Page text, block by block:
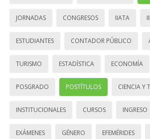
JORNADAS CONGRESOS IIATA
ESTUDIANTES CONTADOR PÚBLICO
TURISMO ESTADÍSTICA ECONOMÍA
POSGRADO POSTÍTULOS CIENCIA Y
INSTITUCIONALES CURSOS INGRESO
EXÁMENES GÉNERO EFEMÉRIDES